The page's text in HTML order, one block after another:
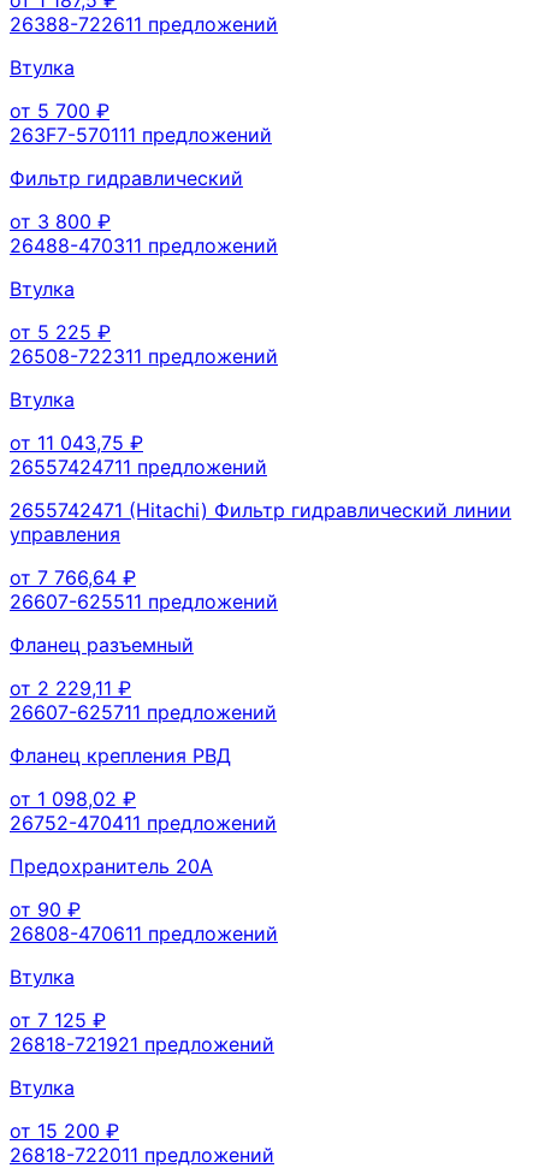
26388-722611 предложений
Втулка
от 5 700 ₽
263F7-570111 предложений
Фильтр гидравлический
от 3 800 ₽
26488-470311 предложений
Втулка
от 5 225 ₽
26508-722311 предложений
Втулка
от 11 043,75 ₽
26557424711 предложений
2655742471 (Hitachi) Фильтр гидравлический линии
управления
от 7 766,64 ₽
26607-625511 предложений
Фланец разъемный
от 2 229,11 ₽
26607-625711 предложений
Фланец крепления РВД
от 1 098,02 ₽
26752-470411 предложений
Предохранитель 20A
от 90 ₽
26808-470611 предложений
Втулка
от 7 125 ₽
26818-721921 предложений
Втулка
от 15 200 ₽
26818-722011 предложений